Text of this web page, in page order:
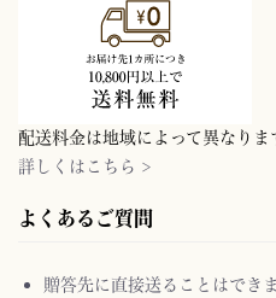
配送料金は地域によって異なりま
詳しくはこちら >
よくあるご質問
贈答先に直接送ることはできま